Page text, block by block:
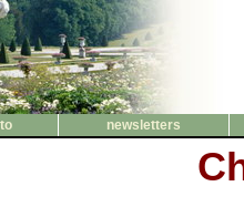
newsletters